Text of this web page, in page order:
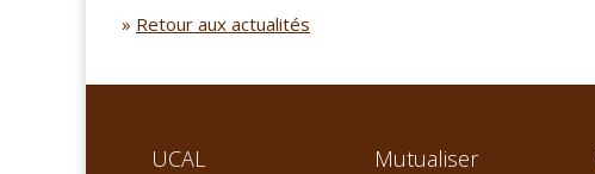
» Retour aux actualités
UCAL Mutualiser